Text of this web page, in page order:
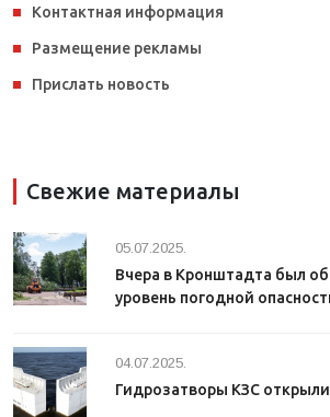
Контактная информация
Размещение рекламы
Прислать новость
Свежие материалы
05.07.2025.
Вчера в Кронштадта был
уровень погодной
04.07.2025.
Гидрозатворы КЗС открыли